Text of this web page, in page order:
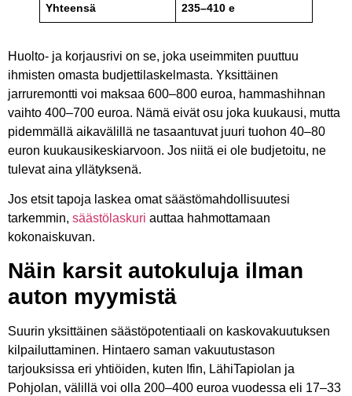
Yhteensä 235–410 e
Huolto- ja korjausrivi on se, joka useimmiten puuttuu
ihmisten omasta budjettilaskelmasta. Yksittäinen
jarruremontti voi maksaa 600–800 euroa, hammashihnan
vaihto 400–700 euroa. Nämä eivät osu joka kuukausi, mutta
pidemmällä aikavälillä ne tasaantuvat juuri tuohon 40–80
euron kuukausikeskiarvoon. Jos niitä ei ole budjetoitu, ne
tulevat aina yllätyksenä.
Jos etsit tapoja laskea omat säästömahdollisuutesi
tarkemmin, säästölaskuri auttaa hahmottamaan
kokonaiskuvan.
Näin karsit autokuluja ilman
auton myymistä
Suurin yksittäinen säästöpotentiaali on kaskovakuutuksen
kilpailuttaminen. Hintaero saman vakuutustason
tarjouksissa eri yhtiöiden, kuten Ifin, LähiTapiolan ja
Pohjolan, välillä voi olla 200–400 euroa vuodessa eli 17–33